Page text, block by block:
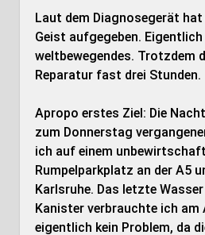
Laut dem Diagnosegerät hat
Geist aufgegeben.
weltbewegendes. Trotzdem
Reparatur fast drei Stunden.
Apropo erstes Ziel: Die
zum Donnerstag
ich auf einem
Rumpelparkplatz an der A5
Karlsruhe. Das letzte
Kanister verbrauchte ich am
eigentlich kein Problem, da